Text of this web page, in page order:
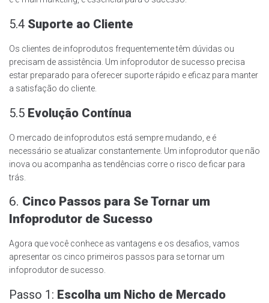
5.4 Suporte ao Cliente
Os clientes de infoprodutos frequentemente têm dúvidas ou
precisam de assistência. Um infoprodutor de sucesso precisa
estar preparado para oferecer suporte rápido e eficaz para manter
a satisfação do cliente.
5.5 Evolução Contínua
O mercado de infoprodutos está sempre mudando, e é
necessário se atualizar constantemente. Um infoprodutor que não
inova ou acompanha as tendências corre o risco de ficar para
trás.
6. Cinco Passos para Se Tornar um
Infoprodutor de Sucesso
Agora que você conhece as vantagens e os desafios, vamos
apresentar os cinco primeiros passos para se tornar um
infoprodutor de sucesso.
Passo 1: Escolha um Nicho de Mercado